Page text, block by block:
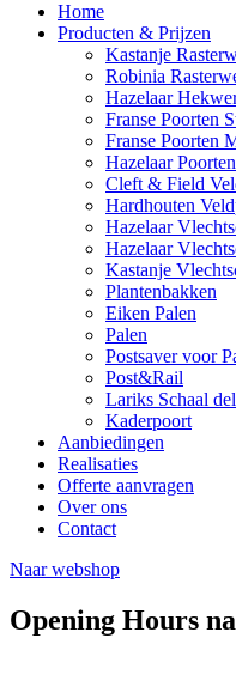
Home
Producten & Prijzen
Kastanje
Robinia
Hazelaar
Franse Poorten
Franse Poorten
Hazelaar Poorten
Cleft & Field
Hardhouten
Hazelaar
Hazelaar
Kastanje
Plantenbakken
Eiken Palen
Palen
Postsaver voor
Post&Rail
Lariks Schaal
Kaderpoort
Aanbiedingen
Realisaties
Offerte aanvragen
Over ons
Contact
Naar webshop
Opening Hours